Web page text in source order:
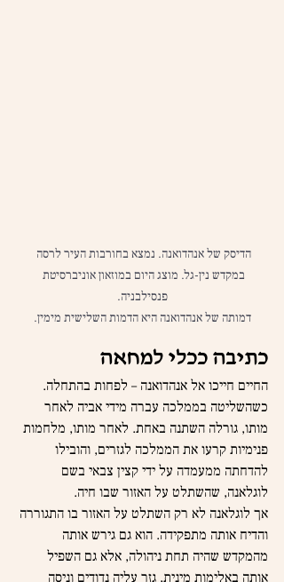
הדיסק של אנהדואנה. נמצא בחורבות העיר לרסה
במקדש נין-גל. מוצג היום במוזאון אוניברסיטת
דמותה של אנהדואנה היא הדמות השלישית מימין.
כתיבה ככלי למחאה
החיים חייכו אל אנהדואנה – לפחות בהתחלה.
כשהשליטה בממלכה עברה מידי אביה לאחר
מותו, גורלה השתנה באחת. לאחר מותו, מלחמות
פנימיות קרעו את הממלכה לגזרים, והובילו
להדחתה ממעמדה על ידי קצין צבאי בשם
לוגלאנה, שהשתלט על האזור שבו חיה.
אך לוגלאנה לא רק השתלט על האזור בו התגוררה
והדיח אותה מתפקידה. הוא גם גירש אותה
מהמקדש שהיה תחת ניהולה, אלא גם השפיל
אותה באלימות מינית, גזר עליה נדודים וניסה